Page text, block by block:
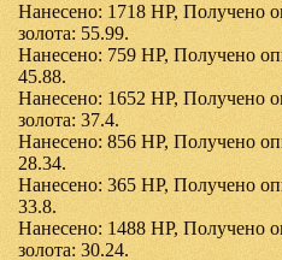
Нанесено: 1718 HP, Получено
золота: 55.99.
Нанесено: 759 HP, Получено
45.88.
Нанесено: 1652 HP, Получено
золота: 37.4.
Нанесено: 856 HP, Получено
28.34.
Нанесено: 365 HP, Получено
33.8.
Нанесено: 1488 HP, Получено
золота: 30.24.